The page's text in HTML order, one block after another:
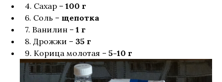
Заготовки
Объявления на Doshka.by
4. Сахар –100 г
6. Соль – щепотка
7. Ванилин –1 г
8. Дрожжи – 35 г
9. Корица молотая –5-10 г